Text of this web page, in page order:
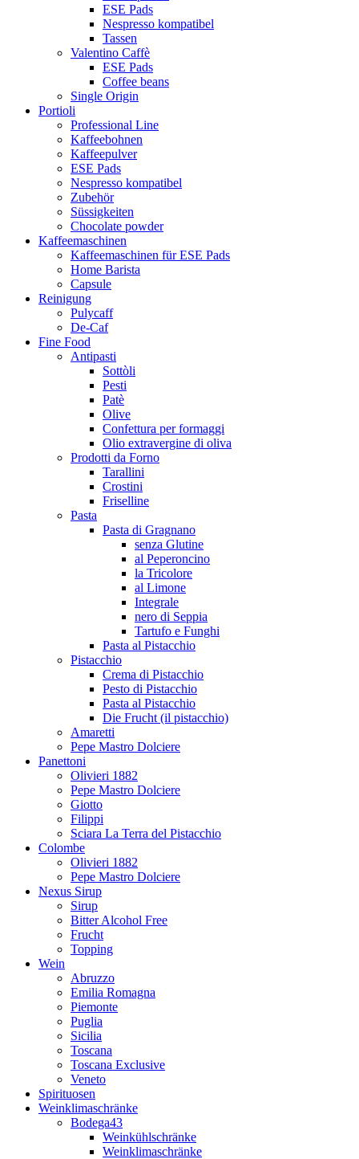
ESE Pads
Nespresso kompatibel
Tassen
Valentino Caffè
ESE Pads
Coffee beans
Single Origin
Portioli
Professional Line
Kaffeebohnen
Kaffeepulver
ESE Pads
Nespresso kompatibel
Zubehör
Süssigkeiten
Chocolate powder
Kaffeemaschinen
Kaffeemaschinen für ESE Pads
Home Barista
Capsule
Reinigung
Pulycaff
De-Caf
Fine Food
Antipasti
Sottòli
Pesti
Patè
Olive
Confettura per formaggi
Olio extravergine di oliva
Prodotti da Forno
Tarallini
Crostini
Friselline
Pasta
Pasta di Gragnano
senza Glutine
al Peperoncino
la Tricolore
al Limone
Integrale
nero di Seppia
Tartufo e Funghi
Pasta al Pistacchio
Pistacchio
Crema di Pistacchio
Pesto di Pistacchio
Pasta al Pistacchio
Die Frucht (il pistacchio)
Amaretti
Pepe Mastro Dolciere
Panettoni
Olivieri 1882
Pepe Mastro Dolciere
Giotto
Filippi
Sciara La Terra del Pistacchio
Colombe
Olivieri 1882
Pepe Mastro Dolciere
Nexus Sirup
Sirup
Bitter Alcohol Free
Frucht
Topping
Wein
Abruzzo
Emilia Romagna
Piemonte
Puglia
Sicilia
Toscana
Toscana Exclusive
Veneto
Spirituosen
Weinklimaschränke
Bodega43
Weinkühlschränke
Weinklimaschränke